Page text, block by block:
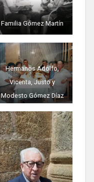
Familia Gómez Martín
Hermanos Adolfo,
Vicenta, Justo y
Modesto Gómez Díaz